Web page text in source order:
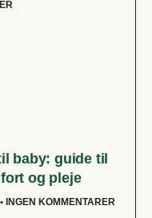
baby: guide til
og pleje
INGEN KOMMENTARER